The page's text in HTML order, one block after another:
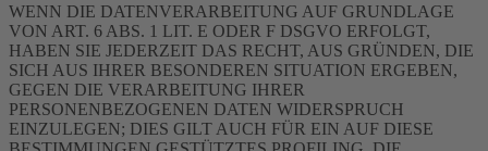
WENN DIE DATENVERARBEITUNG AUF GRUNDLAGE
VON ART. 6 ABS. 1 LIT. E ODER F DSGVO ERFOLGT,
HABEN SIE JEDERZEIT DAS RECHT, AUS GRÜNDEN, DIE
SICH AUS IHRER BESONDEREN SITUATION ERGEBEN,
GEGEN DIE VERARBEITUNG IHRER
PERSONENBEZOGENEN DATEN WIDERSPRUCH
EINZULEGEN; DIES GILT AUCH FÜR EIN AUF DIESE